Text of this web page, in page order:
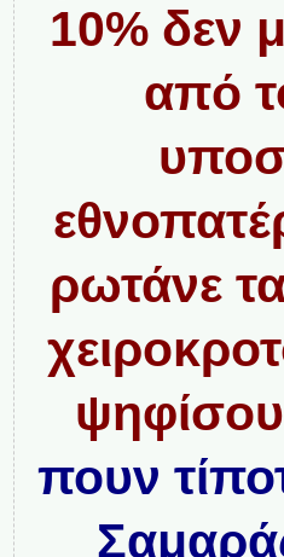
10% δεν
από
ρωτάνε
πουν